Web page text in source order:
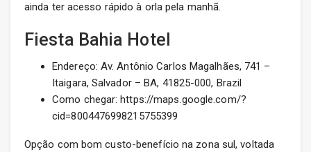
ainda ter acesso rápido à orla pela manhã.
Fiesta Bahia Hotel
Endereço: Av. Antônio Carlos Magalhães, 741 –
Itaigara, Salvador – BA, 41825-000, Brazil
Como chegar: https://maps.google.com/?
cid=8004476998215755399
Opção com bom custo-benefício na zona sul, voltada